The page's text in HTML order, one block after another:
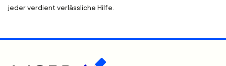
jeder verdient verlässliche Hilfe.